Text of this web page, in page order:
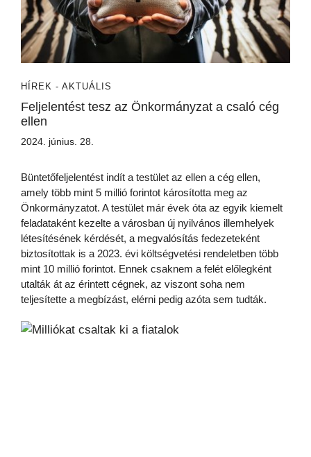
HÍREK - AKTUÁLIS
Feljelentést tesz az Önkormányzat a csaló cég
ellen
2024. június. 28.
Büntetőfeljelentést indít a testület az ellen a cég ellen,
amely több mint 5 millió forintot károsította meg az
Önkormányzatot. A testület már évek óta az egyik kiemelt
feladataként kezelte a városban új nyilvános illemhelyek
létesítésének kérdését, a megvalósítás fedezeteként
biztosítottak is a 2023. évi költségvetési rendeletben több
mint 10 millió forintot. Ennek csaknem a felét előlegként
utalták át az érintett cégnek, az viszont soha nem
teljesítette a megbízást, elérni pedig azóta sem tudták.